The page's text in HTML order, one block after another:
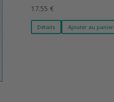
17.55 €
Détails Ajouter au panier